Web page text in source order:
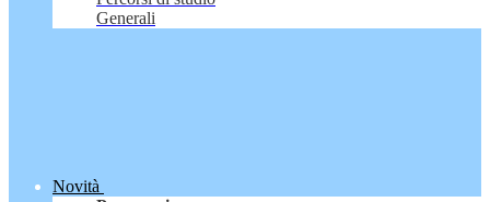
Generali
Novità